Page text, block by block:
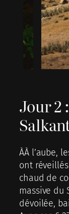
Jour 2
ÀÀ l’aube,
ont
chaud de
massive du
dévoilée,